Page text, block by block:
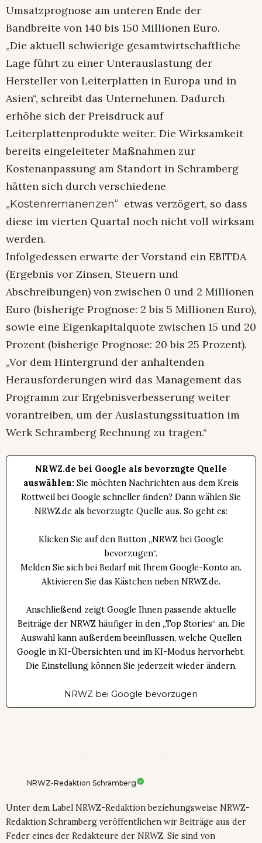
Umsatzprognose am unteren Ende der
Bandbreite von 140 bis 150 Millionen Euro.
„Die aktuell schwierige gesamtwirtschaftliche
Lage führt zu einer Unterauslastung der
Hersteller von Leiterplatten in Europa und in
Asien“, schreibt das Unternehmen. Dadurch
erhöhe sich der Preisdruck auf
Leiterplattenprodukte weiter. Die Wirksamkeit
bereits eingeleiteter Maßnahmen zur
Kostenanpassung am Standort in Schramberg
hätten sich durch verschiedene
„Kostenremanenzen“ etwas verzögert, so dass
diese im vierten Quartal noch nicht voll wirksam
werden.
Infolgedessen erwarte der Vorstand ein EBITDA
(Ergebnis vor Zinsen, Steuern und
Abschreibungen) von zwischen 0 und 2 Millionen
Euro (bisherige Prognose: 2 bis 5 Millionen Euro),
sowie eine Eigenkapitalquote zwischen 15 und 20
Prozent (bisherige Prognose: 20 bis 25 Prozent).
„Vor dem Hintergrund der anhaltenden
Herausforderungen wird das Management das
Programm zur Ergebnisverbesserung weiter
vorantreiben, um der Auslastungssituation im
Werk Schramberg Rechnung zu tragen.“
NRWZ.de bei Google als bevorzugte Quelle
auswählen: Sie möchten Nachrichten aus dem Kreis
Rottweil bei Google schneller finden? Dann wählen Sie
NRWZ.de als bevorzugte Quelle aus. So geht es:
Klicken Sie auf den Button „NRWZ bei Google
bevorzugen“.
Melden Sie sich bei Bedarf mit Ihrem Google-Konto an.
Aktivieren Sie das Kästchen neben NRWZ.de.
Anschließend zeigt Google Ihnen passende aktuelle
Beiträge der NRWZ häufiger in den „Top Stories“ an. Die
Auswahl kann außerdem beeinflussen, welche Quellen
Google in KI-Übersichten und im KI-Modus hervorhebt.
Die Einstellung können Sie jederzeit wieder ändern.
NRWZ bei Google bevorzugen
NRWZ-Redaktion Schramberg
Unter dem Label NRWZ-Redaktion beziehungsweise NRWZ-
Redaktion Schramberg veröffentlichen wir Beiträge aus der
Feder eines der Redakteure der NRWZ. Sie sind von